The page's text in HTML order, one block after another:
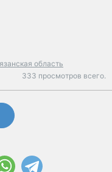
область
333 просмотров всего.